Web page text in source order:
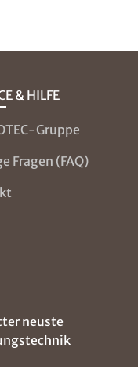
& HILFE
Gruppe
Fragen (FAQ)
neuste